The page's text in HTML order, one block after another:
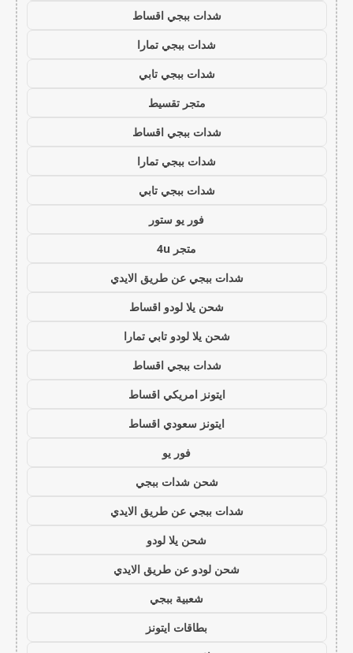
شدات ببجي اقساط
شدات ببجي تمارا
شدات ببجي تابي
متجر تقسيط
شدات ببجي اقساط
شدات ببجي تمارا
شدات ببجي تابي
فور يو ستور
متجر 4u
شدات ببجي عن طريق الايدي
شحن يلا لودو اقساط
شحن يلا لودو تابي تمارا
شدات ببجي اقساط
ايتونز امريكي اقساط
ايتونز سعودي اقساط
فور يو
شحن شدات ببجي
شدات ببجي عن طريق الايدي
شحن يلا لودو
شحن لودو عن طريق الايدي
شعبية ببجي
بطاقات ايتونز